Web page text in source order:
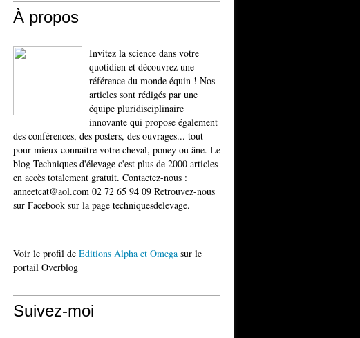
À propos
Invitez la science dans votre
quotidien et découvrez une
référence du monde équin ! Nos
articles sont rédigés par une
équipe pluridisciplinaire
innovante qui propose également
des conférences, des posters, des ouvrages... tout
pour mieux connaître votre cheval, poney ou âne. Le
blog Techniques d'élevage c'est plus de 2000 articles
en accès totalement gratuit. Contactez-nous :
anneetcat@aol.com 02 72 65 94 09 Retrouvez-nous
sur Facebook sur la page techniquesdelevage.
Voir le profil de Editions Alpha et Omega sur le
portail Overblog
Suivez-moi